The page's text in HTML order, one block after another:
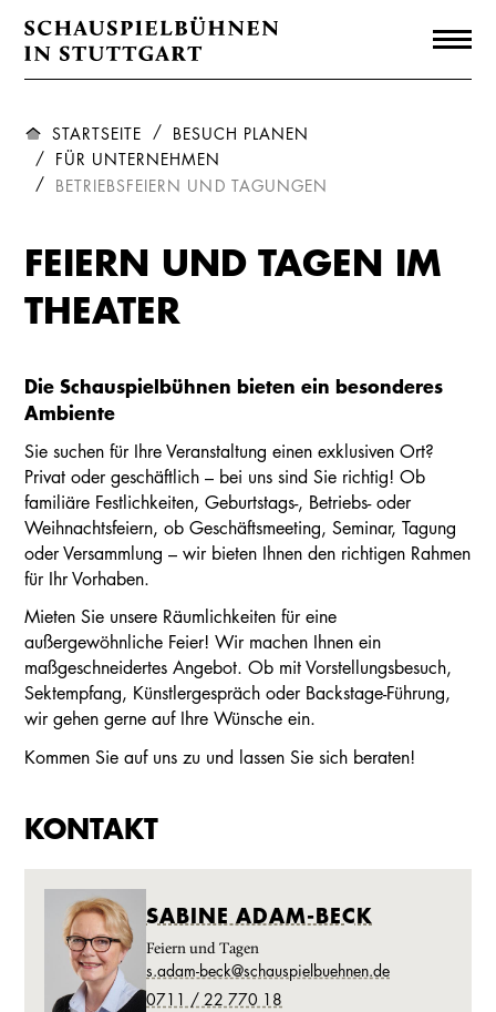
STARTSEITE
BESUCH PLANEN
FÜR UNTERNEHMEN
BETRIEBSFEIERN UND TAGUNGEN
FEIERN UND TAGEN IM
THEATER
Die Schauspielbühnen bieten ein besonderes
Ambiente
Sie suchen für Ihre Veranstaltung einen exklusiven Ort?
Privat oder geschäftlich – bei uns sind Sie richtig! Ob
familiäre Festlichkeiten, Geburtstags-, Betriebs- oder
Weihnachtsfeiern, ob Geschäftsmeeting, Seminar, Tagung
oder Versammlung – wir bieten Ihnen den richtigen Rahmen
für Ihr Vorhaben.
Mieten Sie unsere Räumlichkeiten für eine
außergewöhnliche Feier! Wir machen Ihnen ein
maßgeschneidertes Angebot. Ob mit Vorstellungsbesuch,
Sektempfang, Künstlergespräch oder Backstage-Führung,
wir gehen gerne auf Ihre Wünsche ein.
Kommen Sie auf uns zu und lassen Sie sich beraten!
KONTAKT
SABINE ADAM-BECK
Feiern und Tagen
s.adam-beck@schauspielbuehnen.de
0711 / 22 770 18